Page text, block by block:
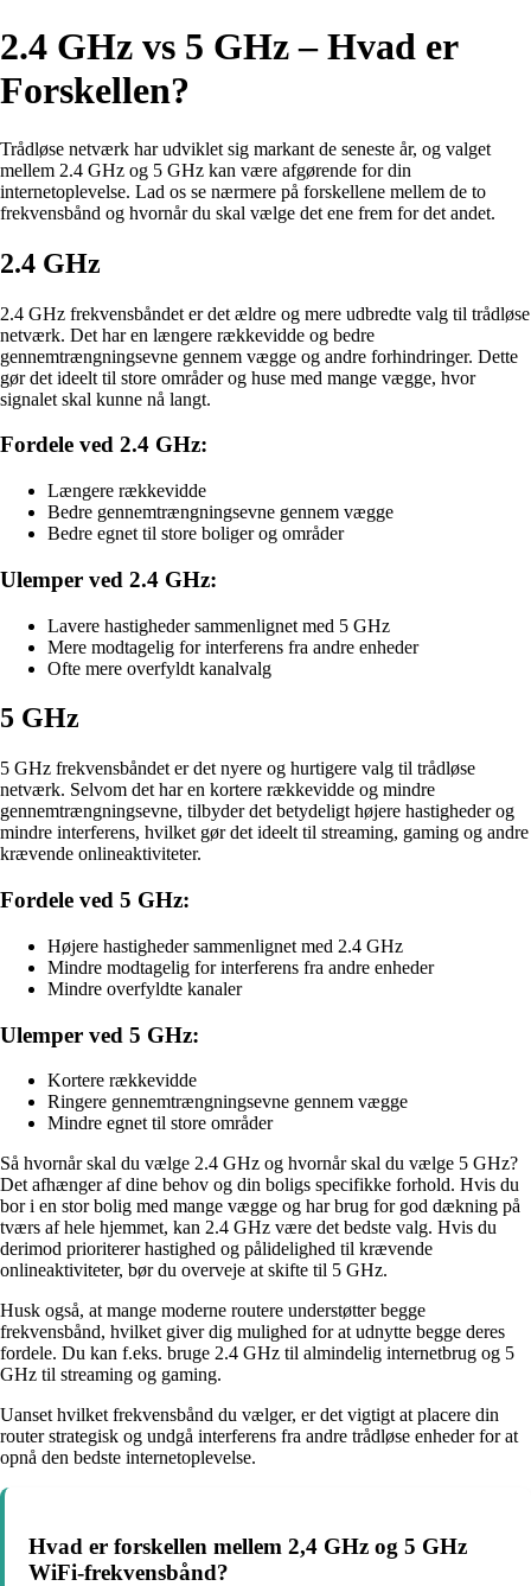
2.4 GHz vs 5 GHz – Hvad er
Forskellen?
Trådløse netværk har udviklet sig markant de seneste år, og valget
mellem 2.4 GHz og 5 GHz kan være afgørende for din
internetoplevelse. Lad os se nærmere på forskellene mellem de to
frekvensbånd og hvornår du skal vælge det ene frem for det andet.
2.4 GHz
2.4 GHz frekvensbåndet er det ældre og mere udbredte valg til trådløse
netværk. Det har en længere rækkevidde og bedre
gennemtrængningsevne gennem vægge og andre forhindringer. Dette
gør det ideelt til store områder og huse med mange vægge, hvor
signalet skal kunne nå langt.
Fordele ved 2.4 GHz:
Længere rækkevidde
Bedre gennemtrængningsevne gennem vægge
Bedre egnet til store boliger og områder
Ulemper ved 2.4 GHz:
Lavere hastigheder sammenlignet med 5 GHz
Mere modtagelig for interferens fra andre enheder
Ofte mere overfyldt kanalvalg
5 GHz
5 GHz frekvensbåndet er det nyere og hurtigere valg til trådløse
netværk. Selvom det har en kortere rækkevidde og mindre
gennemtrængningsevne, tilbyder det betydeligt højere hastigheder og
mindre interferens, hvilket gør det ideelt til streaming, gaming og andre
krævende onlineaktiviteter.
Fordele ved 5 GHz:
Højere hastigheder sammenlignet med 2.4 GHz
Mindre modtagelig for interferens fra andre enheder
Mindre overfyldte kanaler
Ulemper ved 5 GHz:
Kortere rækkevidde
Ringere gennemtrængningsevne gennem vægge
Mindre egnet til store områder
Så hvornår skal du vælge 2.4 GHz og hvornår skal du vælge 5 GHz?
Det afhænger af dine behov og din boligs specifikke forhold. Hvis du
bor i en stor bolig med mange vægge og har brug for god dækning på
tværs af hele hjemmet, kan 2.4 GHz være det bedste valg. Hvis du
derimod prioriterer hastighed og pålidelighed til krævende
onlineaktiviteter, bør du overveje at skifte til 5 GHz.
Husk også, at mange moderne routere understøtter begge
frekvensbånd, hvilket giver dig mulighed for at udnytte begge deres
fordele. Du kan f.eks. bruge 2.4 GHz til almindelig internetbrug og 5
GHz til streaming og gaming.
Uanset hvilket frekvensbånd du vælger, er det vigtigt at placere din
router strategisk og undgå interferens fra andre trådløse enheder for at
opnå den bedste internetoplevelse.
Hvad er forskellen mellem 2,4 GHz og 5 GHz
WiFi-frekvensbånd?